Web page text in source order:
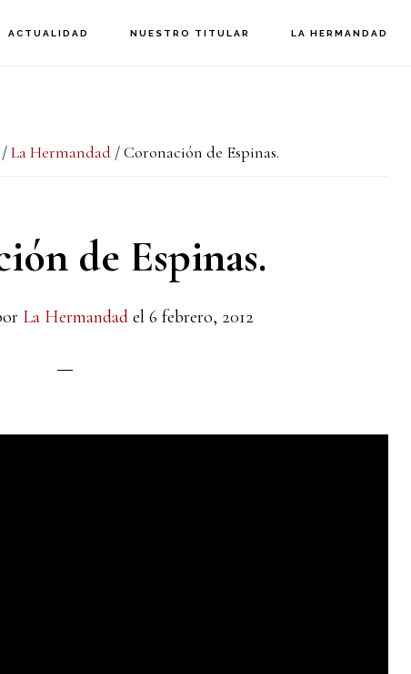
ACTUALIDAD NUESTRO TITULAR LA HERMANDAD
/ La Hermandad /Coronación de Espinas.
de Espinas.
La Hermandad el 6 febrero, 2012